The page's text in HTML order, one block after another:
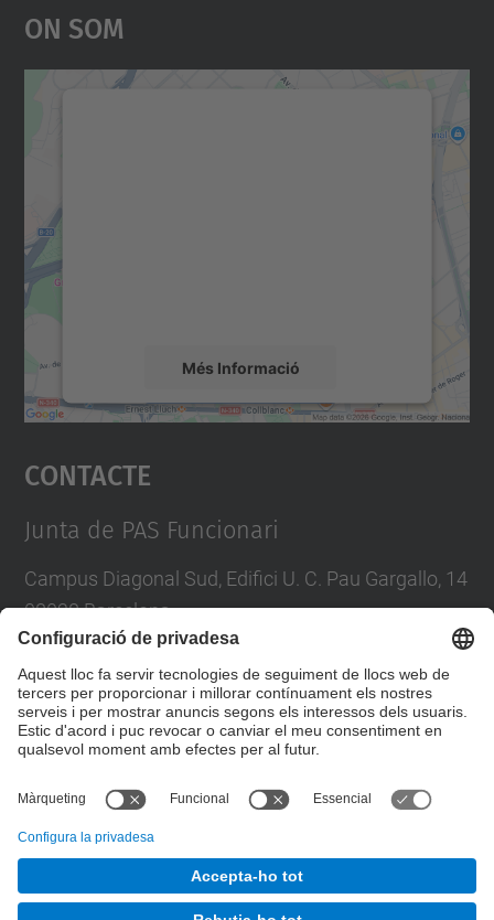
On Som
Més Informació
Accepta
powered by
Contacte
Junta de PAS Funcionari
Campus Diagonal Sud, Edifici U. C. Pau Gargallo, 14
08028 Barcelona
E-mail :junta.pasf@upc.edu
Formulari de contacte
Junta PAS Funcionari